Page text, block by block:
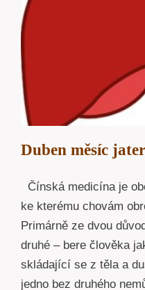
Duben měsíc jater
Čínská medicína je
ke kterému chovám
Primárně ze dvou
druhé – bere člověka
skládající se z těla a
jedno bez druhého